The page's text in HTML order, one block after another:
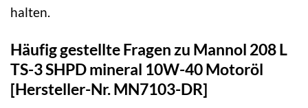
halten.
Häufig gestellte Fragen zu Mannol 208 L
TS-3 SHPD mineral 10W-40 Motoröl
[Hersteller-Nr. MN7103-DR]